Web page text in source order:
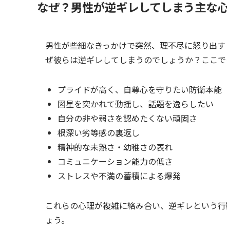
なぜ？男性が逆ギレしてしまう主な
男性が些細なきっかけで突然、理不尽に怒り出
ぜ彼らは逆ギレしてしまうのでしょうか？ここ
プライドが高く、自尊心を守りたい防衛本能
図星を突かれて動揺し、話題を逸らしたい
自分の非や弱さを認めたくない頑固さ
根深い劣等感の裏返し
精神的な未熟さ・幼稚さの表れ
コミュニケーション能力の低さ
ストレスや不満の蓄積による爆発
これらの心理が複雑に絡み合い、逆ギレという
ょう。